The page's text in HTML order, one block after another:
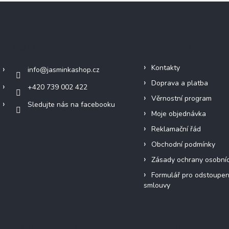
info@jasminkashop.cz
+420 739 002 422
Sledujte nás na facebooku
Kontakty
Doprava a platba
Věrnostní program
Moje objednávka
Reklamační řád
Obchodní podmínky
Zásady ochrany
Formulář pro
smlouvy